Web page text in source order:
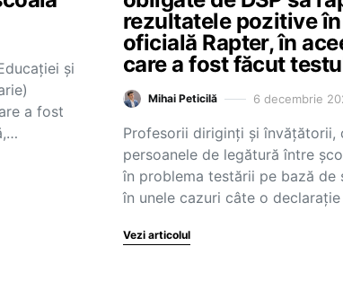
și
a fost
rezultatele pozitive
oficială Rapter, în
care a fost făcut
Mihai Peticilă 6 decembrie
Profesorii diriginți și învățătorii,
persoanele de legătură între
în problema testării pe bază de
în unele cazuri câte o
Vezi articolul